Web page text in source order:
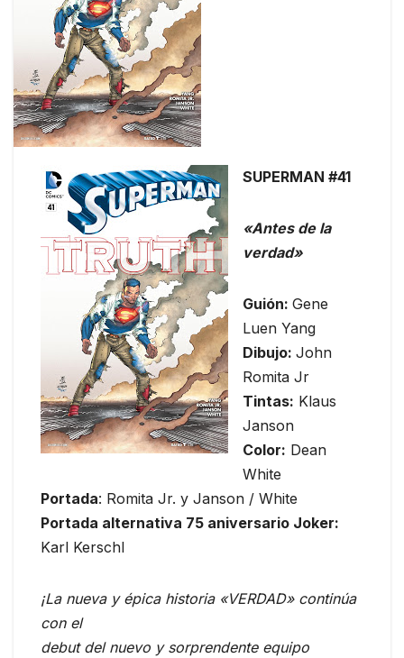
SUPERMAN #41
«Antes de la
verdad»
Guión: Gene
Luen Yang
Dibujo: John
Romita Jr
Tintas: Klaus
Janson
Color: Dean
White
Portada: Romita Jr. y Janson / White
Portada alternativa 75 aniversario Joker:
Karl Kerschl
¡La nueva y épica historia «VERDAD» continúa
con el
debut del nuevo y sorprendente equipo